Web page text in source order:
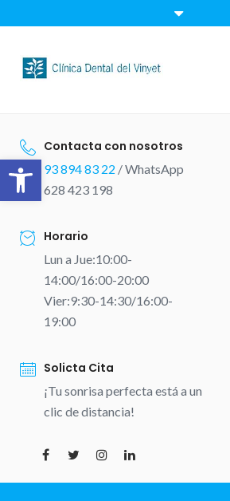
Abrir barra de herramientas
to
Contacta con nosotros
93 894 83 22 / WhatsApp
628 423 198
Horario
Lun a Jue:10:00-
14:00/16:00-20:00
Vier:9:30-14:30/16:00-
19:00
Solicta Cita
¡Tu sonrisa perfecta está a un
clic de distancia!